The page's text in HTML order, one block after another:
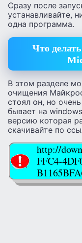
Сразу после
устанавливайте,
одна программа.
Что
В этом разделе
очищения
стоял он, но
бывает на
версию которая
скачивайте по
http://
FFC4-